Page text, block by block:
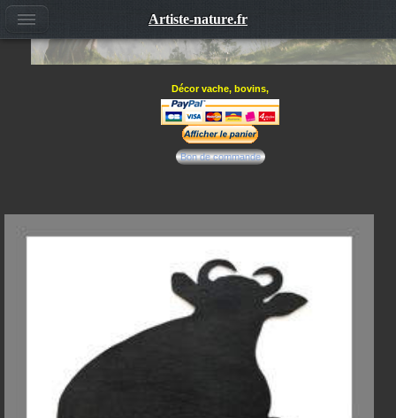
Décor vache, bovins,
Bon de commande
Artiste-nature.fr